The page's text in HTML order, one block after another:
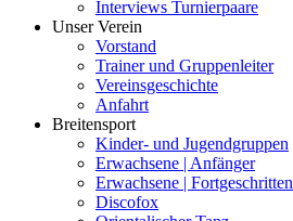
Interviews Turnierpaare
Unser Verein
Vorstand
Trainer und Gruppenleiter
Vereinsgeschichte
Anfahrt
Breitensport
Kinder- und Jugendgruppen
Erwachsene | Anfänger
Erwachsene | Fortgeschritten
Discofox